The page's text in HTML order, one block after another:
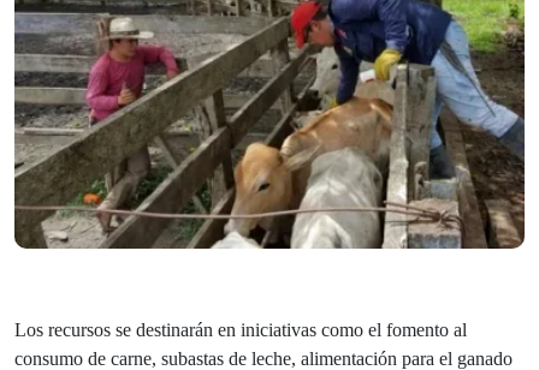
Los recursos se destinarán en iniciativas como el fomento al
consumo de carne, subastas de leche, alimentación para el ganado